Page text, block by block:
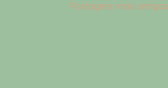
Postagens mais antigas